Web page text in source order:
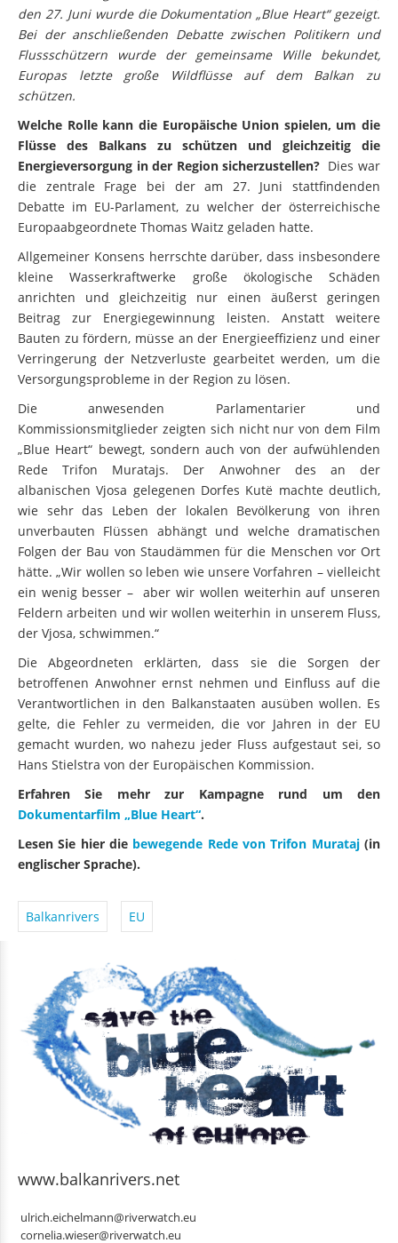
den 27. Juni wurde die Dokumentation „Blue Heart“ gezeigt.
Bei der anschließenden Debatte zwischen Politikern und
Flussschützern wurde der gemeinsame Wille bekundet,
Europas letzte große Wildflüsse auf dem Balkan zu
schützen.
Welche Rolle kann die Europäische Union spielen, um die
Flüsse des Balkans zu schützen und gleichzeitig die
Energieversorgung in der Region sicherzustellen? Dies war
die zentrale Frage bei der am 27. Juni stattfindenden
Debatte im EU-Parlament, zu welcher der österreichische
Europaabgeordnete Thomas Waitz geladen hatte.
Allgemeiner Konsens herrschte darüber, dass insbesondere
kleine Wasserkraftwerke große ökologische Schäden
anrichten und gleichzeitig nur einen äußerst geringen
Beitrag zur Energiegewinnung leisten. Anstatt weitere
Bauten zu fördern, müsse an der Energieeffizienz und einer
Verringerung der Netzverluste gearbeitet werden, um die
Versorgungsprobleme in der Region zu lösen.
Die anwesenden Parlamentarier und
Kommissionsmitglieder zeigten sich nicht nur von dem Film
„Blue Heart“ bewegt, sondern auch von der aufwühlenden
Rede Trifon Muratajs. Der Anwohner des an der
albanischen Vjosa gelegenen Dorfes Kutë machte deutlich,
wie sehr das Leben der lokalen Bevölkerung von ihren
unverbauten Flüssen abhängt und welche dramatischen
Folgen der Bau von Staudämmen für die Menschen vor Ort
hätte. „Wir wollen so leben wie unsere Vorfahren – vielleicht
ein wenig besser – aber wir wollen weiterhin auf unseren
Feldern arbeiten und wir wollen weiterhin in unserem Fluss,
der Vjosa, schwimmen.“
Die Abgeordneten erklärten, dass sie die Sorgen der
betroffenen Anwohner ernst nehmen und Einfluss auf die
Verantwortlichen in den Balkanstaaten ausüben wollen. Es
gelte, die Fehler zu vermeiden, die vor Jahren in der EU
gemacht wurden, wo nahezu jeder Fluss aufgestaut sei, so
Hans Stielstra von der Europäischen Kommission.
Erfahren Sie mehr zur Kampagne rund um den
Dokumentarfilm „Blue Heart“
Lesen Sie hier die bewegende Rede von Trifon Murataj(in
englischer Sprache).
Balkanrivers EU
www.balkanrivers.net
ulrich.eichelmann@riverwatch.eu
cornelia.wieser@riverwatch.eu